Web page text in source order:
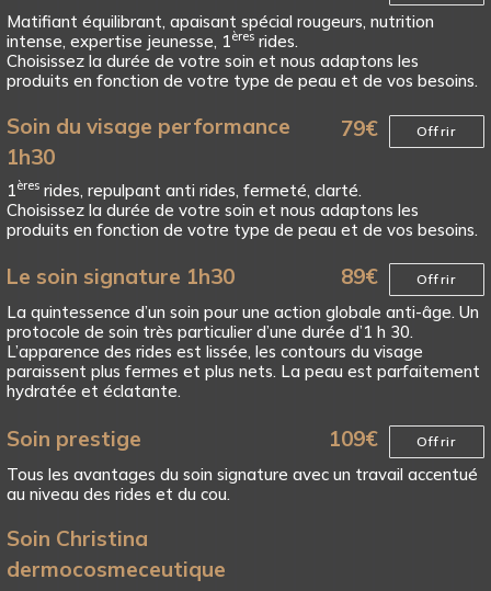
Matifiant équilibrant, apaisant spécial rougeurs, nutrition
intense, expertise jeunesse, 1ères rides.
Choisissez la durée de votre soin et nous adaptons les
produits en fonction de votre type de peau et de vos besoins.
Soin du visage performance
1h30
79€ Offrir
1ères rides, repulpant anti rides, fermeté, clarté.
Choisissez la durée de votre soin et nous adaptons les
produits en fonction de votre type de peau et de vos besoins.
Le soin signature 1h30 89€ Offrir
La quintessence d’un soin pour une action globale anti-âge. Un
protocole de soin très particulier d’une durée d’1 h 30.
L’apparence des rides est lissée, les contours du visage
paraissent plus fermes et plus nets. La peau est parfaitement
hydratée et éclatante.
Soin prestige 109€ Offrir
Tous les avantages du soin signature avec un travail accentué
au niveau des rides et du cou.
Soin Christina
dermocosmeceutique